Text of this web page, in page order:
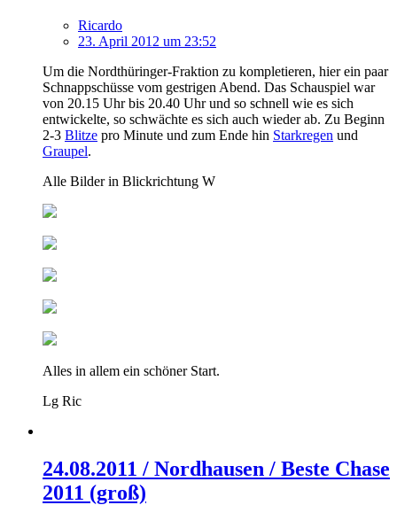
Ricardo
23. April 2012 um 23:52
Um die Nordthüringer-Fraktion zu kompletieren, hier ein paar
Schnappschüsse vom gestrigen Abend. Das Schauspiel war
von 20.15 Uhr bis 20.40 Uhr und so schnell wie es sich
entwickelte, so schwächte es sich auch wieder ab. Zu Beginn
2-3 Blitze pro Minute und zum Ende hin Starkregen und
Graupel.
Alle Bilder in Blickrichtung W
Alles in allem ein schöner Start.
Lg Ric
24.08.2011 / Nordhausen / Beste Chase
2011 (groß)